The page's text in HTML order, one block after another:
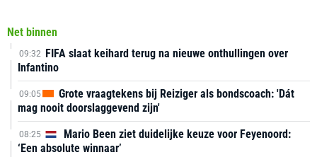
Net binnen
09:32 FIFA slaat keihard terug na nieuwe onthullingen over
Infantino
09:05
Grote vraagtekens bij Reiziger als bondscoach: 'Dát
mag nooit doorslaggevend zijn'
08:25
Mario Been ziet duidelijke keuze voor Feyenoord:
‘Een absolute winnaar’